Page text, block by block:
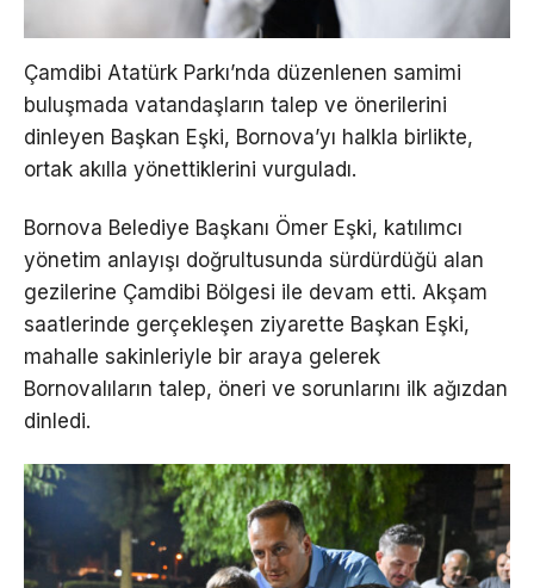
Çamdibi Atatürk Parkı’nda düzenlenen samimi
buluşmada vatandaşların talep ve önerilerini
dinleyen Başkan Eşki, Bornova’yı halkla birlikte,
ortak akılla yönettiklerini vurguladı.
Bornova Belediye Başkanı Ömer Eşki, katılımcı
yönetim anlayışı doğrultusunda sürdürdüğü alan
gezilerine Çamdibi Bölgesi ile devam etti. Akşam
saatlerinde gerçekleşen ziyarette Başkan Eşki,
mahalle sakinleriyle bir araya gelerek
Bornovalıların talep, öneri ve sorunlarını ilk ağızdan
dinledi.